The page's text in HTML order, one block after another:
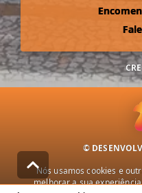
©
Nós usamos cookies e
melhorar a sua